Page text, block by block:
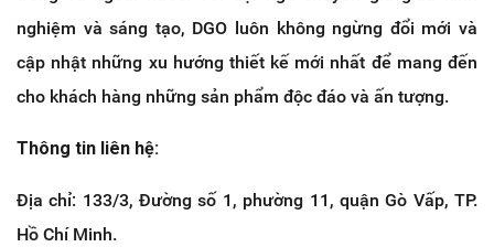
nghiệm và sáng tạo, DGO luôn không ngừng đổi mới và
cập nhật những xu hướng thiết kế mới nhất để mang đến
cho khách hàng những sản phẩm độc đáo và ấn tượng.
Thông tin liên hệ:
Địa chỉ: 133/3, Đường số 1, phường 11, quận Gò Vấp, TP.
Hồ Chí Minh.